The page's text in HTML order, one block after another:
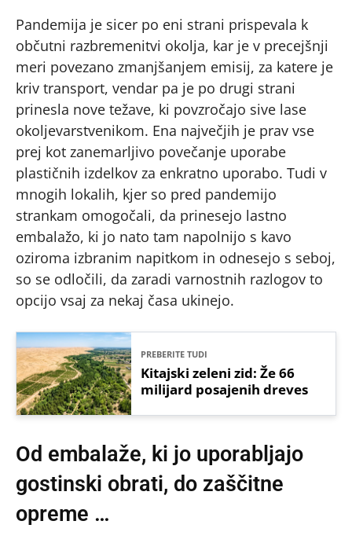
Pandemija je sicer po eni strani prispevala k
občutni razbremenitvi okolja, kar je v precejšnji
meri povezano zmanjšanjem emisij, za katere je
kriv transport, vendar pa je po drugi strani
prinesla nove težave, ki povzročajo sive lase
okoljevarstvenikom. Ena največjih je prav vse
prej kot zanemarljivo povečanje uporabe
plastičnih izdelkov za enkratno uporabo. Tudi v
mnogih lokalih, kjer so pred pandemijo
strankam omogočali, da prinesejo lastno
embalažo, ki jo nato tam napolnijo s kavo
oziroma izbranim napitkom in odnesejo s seboj,
so se odločili, da zaradi varnostnih razlogov to
opcijo vsaj za nekaj časa ukinejo.
PREBERITE TUDI
Kitajski zeleni zid: Že 66
milijard posajenih dreves
Od embalaže, ki jo uporabljajo
gostinski obrati, do zaščitne
opreme …